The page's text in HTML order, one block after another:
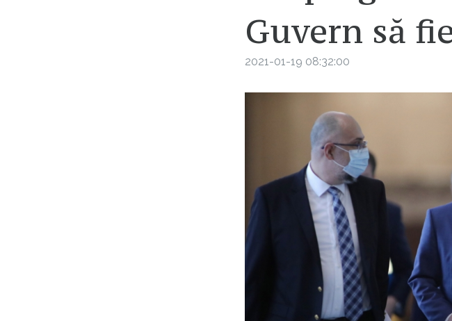
Guvern să
2021-01-19 08:32:00